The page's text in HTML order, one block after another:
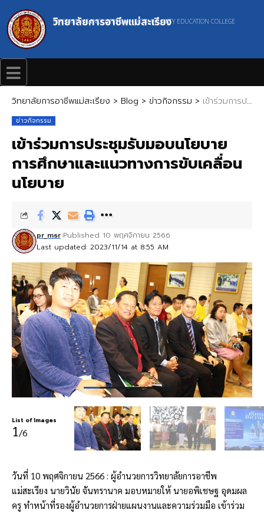
วิทยาลัยการอาชีพแม่สะเรียง
MAESARIANG INDUSTRIAL AND COMMUNITY EDUCATION COLLEGE
วิทยาลัยการอาชีพแม่สะเรียง > Blog > ข่าวกิจกรรม > เข้าร่วมการประชุมรับมอบนโยบายการศึกษาและแนวทางการขับเคลื่อนนโยบาย
ข่าวกิจกรรม
เข้าร่วมการประชุมรับมอบนโยบาย
การศึกษาและแนวทางการขับเคลื่อน
นโยบาย
Last updated: 2023/11/14 at 8:55 AM
pr_msr Published 10 พฤศจิกายน 2566
List of Images
1/6
วันที่ 10 พฤศจิกายน 2566 : ผู้อำนวยการวิทยาลัยการอาชีพ
แม่สะเรียง นายวินัย จันทรานาค มอบหมายให้ นายอพิเชษฐ อุดมผล
ครู ทำหน้าที่รองผู้อำนวยการฝ่ายแผนงานและความร่วมมือ เข้าร่วม